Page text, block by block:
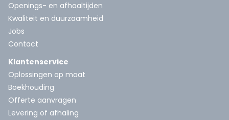
Openings- en afhaaltijden
Kwaliteit en duurzaamheid
Jobs
Contact
Klantenservice
Oplossingen op maat
Boekhouding
Offerte aanvragen
Levering of afhaling